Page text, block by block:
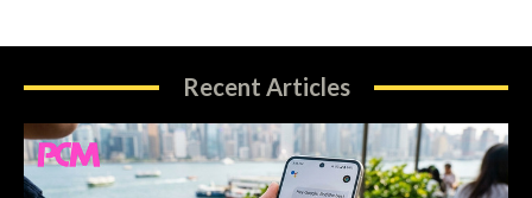
Recent Articles